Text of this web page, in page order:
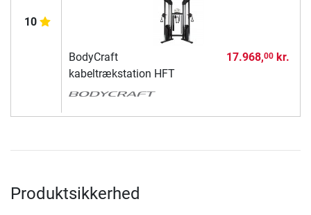
10
BodyCraft
kabeltrækstation HFT
17.968,00kr.
Produktsikkerhed